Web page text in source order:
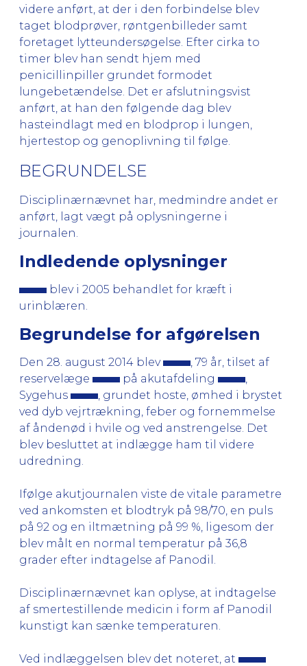
videre anført, at der i den forbindelse blev
taget blodprøver, røntgenbilleder samt
foretaget lytteundersøgelse. Efter cirka to
timer blev han sendt hjem med
penicillinpiller grundet formodet
lungebetændelse. Det er afslutningsvist
anført, at han den følgende dag blev
hasteindlagt med en blodprop i lungen,
hjertestop og genoplivning til følge.
BEGRUNDELSE
Disciplinærnævnet har, medmindre andet er
anført, lagt vægt på oplysningerne i
journalen.
Indledende oplysninger
blev i 2005 behandlet for kræft i
urinblæren.
Begrundelse for afgørelsen
Den 28. august 2014 blev
, 79 år, tilset af
reservelæge
på akutafdeling
Sygehus
, grundet hoste, ømhed i brystet
ved dyb vejrtrækning, feber og fornemmelse
af åndenød i hvile og ved anstrengelse. Det
blev besluttet at indlægge ham til videre
udredning.
Ifølge akutjournalen viste de vitale parametre
ved ankomsten et blodtryk på 98/70, en puls
på 92 og en iltmætning på 99 %, ligesom der
blev målt en normal temperatur på 36,8
grader efter indtagelse af Panodil.
Disciplinærnævnet kan oplyse, at indtagelse
af smertestillende medicin i form af Panodil
kunstigt kan sænke temperaturen.
Ved indlæggelsen blev det noteret, at